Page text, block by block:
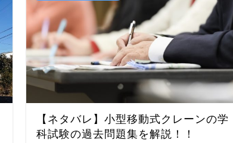
【ネタバレ】小型移動式クレーンの学
科試験の過去問題集を解説！！